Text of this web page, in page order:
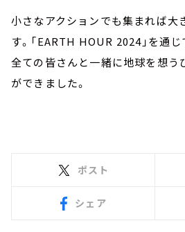
小さなアクションでも集まれば大
す。「EARTH HOUR 2024」を通
全ての皆さんと一緒に地球を想う
ができました。
ポスト
シェア